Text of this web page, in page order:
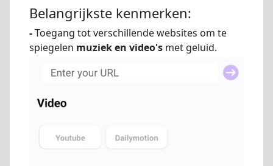
Belangrijkste kenmerken:
-Toegang tot verschillende websites om te
spiegelen muziek en video's met geluid.